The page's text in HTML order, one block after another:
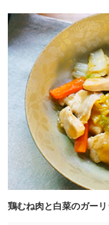
鶏むね肉と白菜のガー